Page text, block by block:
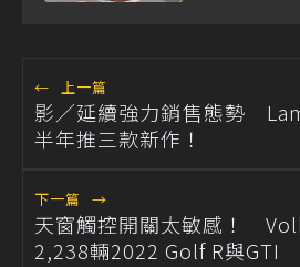
← 上一篇
影／延續強力銷售態勢
半年推三款新作！
下一篇 →
天窗觸控開關太敏感！
2,238輛2022 Golf R與GTI